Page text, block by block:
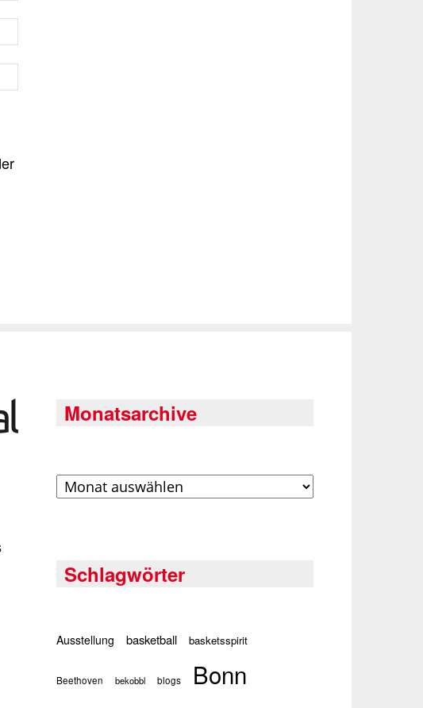
Monatsarchive
Archiv
Schlagwörter
Ausstellung basketball basketsspirit
Beethoven bekobbl blogs Bonn